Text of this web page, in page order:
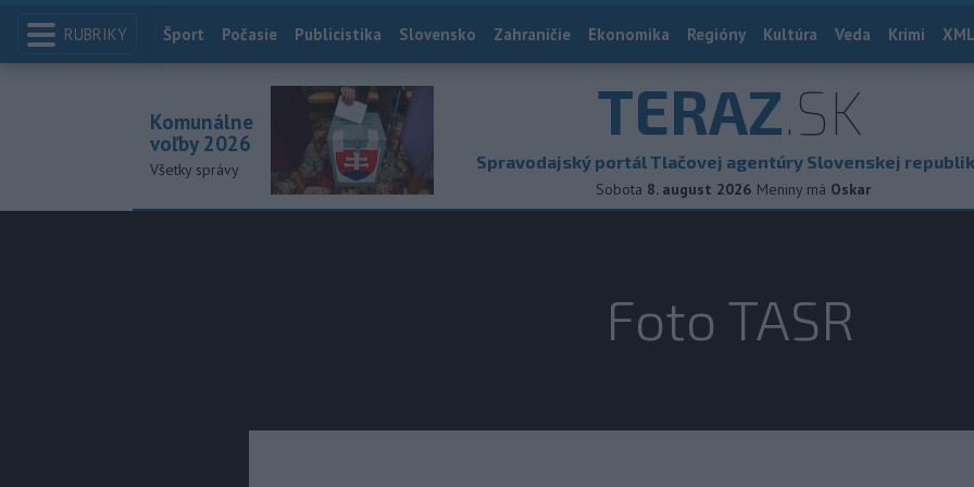
RUBRIKY Index
Šport Počasie Publicistika Slovensko Zahraničie Ekonomika Regióny Kultúra Veda Krimi
TERAZ.SK
Spravodajský portál Tlačovej agentúry Slovenskej
Sobota 8. august 2026 Meniny má Oskar
Komunálne
voľby 2026
Všetky správy
Foto TASR